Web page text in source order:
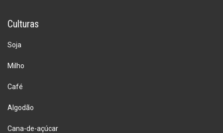
Culturas
Soja
Milho
Café
Algodão
Cana-de-açúcar